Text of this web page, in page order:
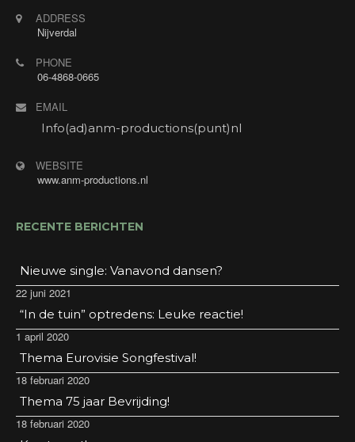
Openbaar optreden. Muziek/ dansavond bij Hotel
de Bonte Wever in Assen met Annet's Jukebox! De
daar zoek ik de mooiste liedjes uit om te zingen.
Ook voor alleen deze avond ben je van harte
niet- hotelgasten verkrijgbaar in de hal.
Adres: Stadsbroek 17, 9405 BK Assen.
ADDRESS
Nijverdal
PHONE
06-4868-0665
EMAIL
Info(ad)anm-productions(punt)nl
WEBSITE
www.anm-productions.nl
RECENTE BERICHTEN
Nieuwe single: Vanavond dansen?
22 juni 2021
“In de tuin” optredens: Leuke reactie!
1 april 2020
Thema Eurovisie Songfestival!
18 februari 2020
Thema 75 jaar Bevrijding!
18 februari 2020